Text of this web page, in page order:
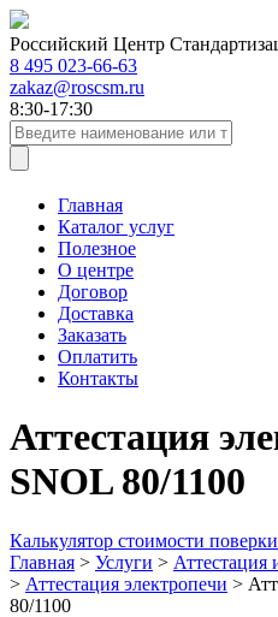
Российский Центр
8 495 023-66-63
zakaz@roscsm.ru
8:30-17:30
Главная
Каталог услуг
Полезное
О центре
Договор
Доставка
Заказать
Оплатить
Контакты
Аттестация
SNOL 80/1100
Калькулятор стоимости поверки
Главная > Услуги > Аттестация
> Аттестация электропечи >
80/1100